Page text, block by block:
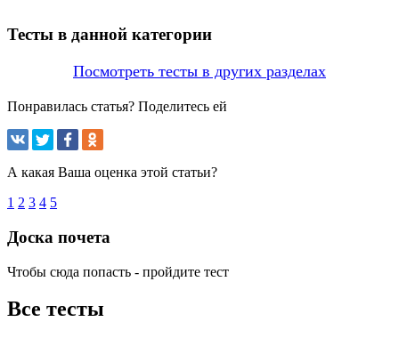
Тесты в данной категории
Посмотреть тесты в других разделах
Понравилась статья? Поделитесь ей
А какая Ваша оценка этой статьи?
1 2 3 4 5
Доска почета
Чтобы сюда попасть - пройдите тест
Все тесты